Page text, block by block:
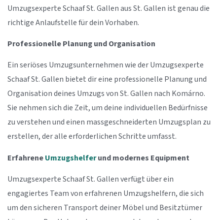
Umzugsexperte Schaaf St. Gallen aus St. Gallen ist genau die
richtige Anlaufstelle für dein Vorhaben.
Professionelle Planung und Organisation
Ein seriöses Umzugsunternehmen wie der Umzugsexperte
Schaaf St. Gallen bietet dir eine professionelle Planung und
Organisation deines Umzugs von St. Gallen nach Komárno.
Sie nehmen sich die Zeit, um deine individuellen Bedürfnisse
zu verstehen und einen massgeschneiderten Umzugsplan zu
erstellen, der alle erforderlichen Schritte umfasst.
ErfahreneUmzugshelferund modernes Equipment
Umzugsexperte Schaaf St. Gallen verfügt über ein
engagiertes Team von erfahrenen Umzugshelfern, die sich
um den sicheren Transport deiner Möbel und Besitztümer